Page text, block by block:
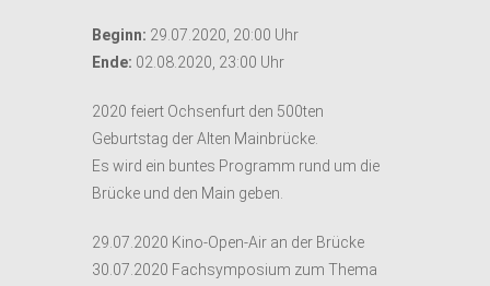
Beginn: 29.07.2020, 20:00 Uhr
Ende: 02.08.2020, 23:00 Uhr
2020 feiert Ochsenfurt den 500ten
Geburtstag der Alten Mainbrücke.
Es wird ein buntes Programm rund um die
Brücke und den Main geben.
29.07.2020 Kino-Open-Air an der Brücke
30.07.2020 Fachsymposium zum Thema